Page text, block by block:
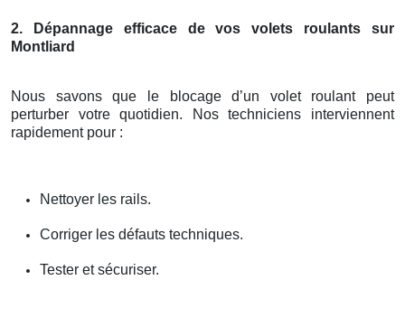
2. Dépannage efficace de vos volets roulants sur
Montliard
Nous savons que le blocage d’un volet roulant peut
perturber votre quotidien. Nos techniciens interviennent
rapidement pour :
Nettoyer les rails.
Corriger les défauts techniques.
Tester et sécuriser.